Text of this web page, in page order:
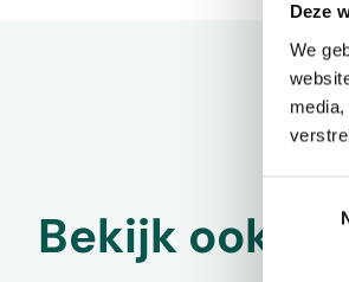
Deze
We
Bekijk ook